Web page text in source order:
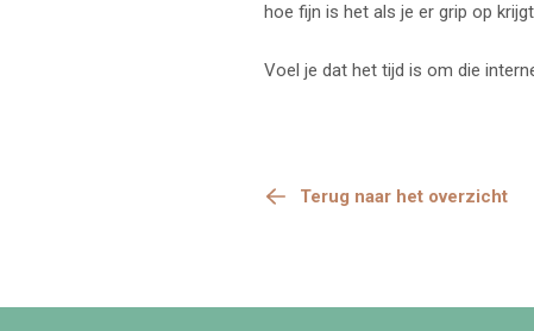
hoe fijn is het als je er grip op
Voel je dat het tijd is om die
Terug naar het overzicht